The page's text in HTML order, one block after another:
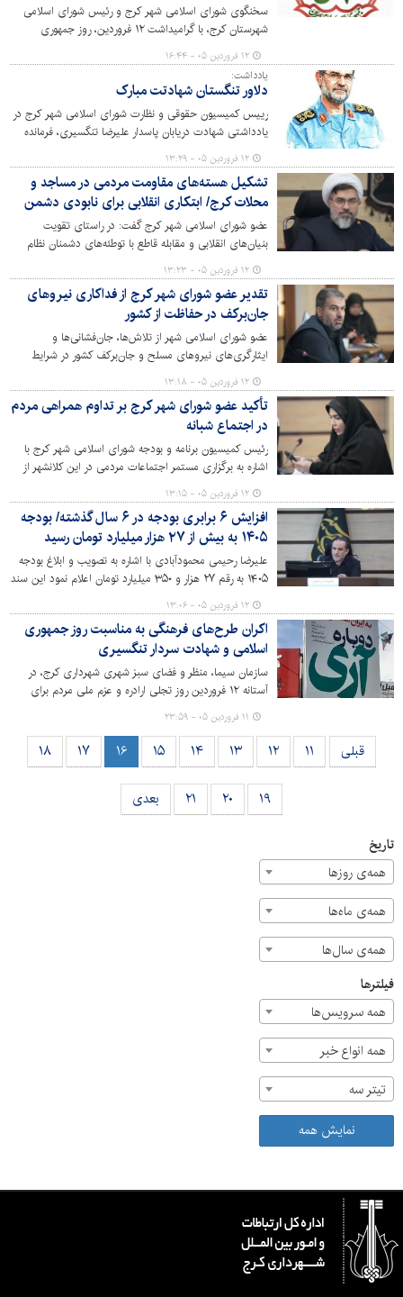
سخنگوی شورای اسلامی شهر کرج و رئیس شورای اسلامی
شهرستان کرج، با گرامیداشت ۱۲ فروردین، روز جمهوری
اسلامی، این روز را نقطه عطفی در تاریخ معاصر ایران و تجلی
خواست مردم در تعیین نظام سیاسی دانست.
۱۲ فروردین ۰۵ - ۱۶:۴۴
یادداشت:
دلاور تنگستان شهادتت مبارک
رییس کمیسیون حقوقی و نظارت شورای اسلامی شهر کرج در
یادداشتی شهادت دریابان پاسدار علیرضا تنگسیری، فرمانده
نیروی دریایی سپاه پاسداران انقلاب اسلامی توسط رژیم
صهیونیستی و آمریکای جنایتکار را تبریک و تسلیت گفت.
۱۲ فروردین ۰۵ - ۱۳:۲۹
تشکیل هسته‌های مقاومت مردمی در مساجد و
محلات کرج/ ابتکاری انقلابی برای نابودی دشمن
عضو شورای اسلامی شهر کرج گفت: در راستای تقویت
بنیان‌های انقلابی و مقابله قاطع با توطئه‌های دشمنان نظام
مقدس جمهوری اسلامی، به ویژه رژیم اشغالگر صهیونیستی و
ایالات متحده آمریکا، تشکیل هسته‌های مقاومت مردمی در
مساجد، محلات و پایگاه‌های بسیج شهر کرج تشکیل شده
است.
۱۲ فروردین ۰۵ - ۱۳:۲۳
تقدیر عضو شورای شهر کرج از فداکاری نیروهای
جان‌برکف در حفاظت از کشور
عضو شورای اسلامی شهر از تلاش‌ها، جان‌فشانی‌ها و
ایثارگری‌های نیروهای مسلح و جان‌برکف کشور در شرایط
جنگی و بحرانی قدردانی و تشکر کرد.
۱۲ فروردین ۰۵ - ۱۳:۱۸
تأکید عضو شورای شهر کرج بر تداوم همراهی مردم
در اجتماع شبانه
رئیس کمیسیون برنامه و بودجه شورای اسلامی شهر کرج با
اشاره به برگزاری مستمر اجتماعات مردمی در این کلانشهر از
حضور و همراهی شهروندان در اجتماع شبانه قدردانی کرد.
۱۲ فروردین ۰۵ - ۱۳:۱۵
افزایش ۶ برابری بودجه در ۶ سال گذشته/ بودجه
۱۴۰۵ به بیش از ۲۷ هزار میلیارد تومان رسید
علیرضا رحیمی محمودآبادی با اشاره به تصویب و ابلاغ بودجه
۱۴۰۵ به رقم ۲۷ هزار و ۳۵۰ میلیارد تومان اعلام نمود این سند
هزینه جاری و ۴۸ درصد هزینه عمرانی، زمینه اجرای برنامه‌های
توسعه‌ای شهر در سال آینده را فراهم می‌کند.
۱۲ فروردین ۰۵ - ۱۳:۰۶
اکران طرح‌های فرهنگی به مناسبت روز جمهوری
اسلامی و شهادت سردار تنگسیری
سازمان سیما، منظر و فضای سبز شهری شهرداری کرج، در
آستانه ١٢ فروردین روز تجلی ارادره و عزم ملی مردم برای
برپایی حکومت اسلامی اقدام به اکران طرح‌های فرهنگی با این
مضمون در سطح شهر کرده است. همچنین این سازمان
طرح‌هایی از شهید سردار تنگسیری، فرمانده نیروی دریایی
سپاه پاسداران را در شهر اکران کرده است.
۱۱ فروردین ۰۵ - ۲۳:۵۹
قبلی ۱۱ ۱۲ ۱۳ ۱۴ ۱۵ ۱۶ ۱۷ ۱۸
۱۹ ۲۰ ۲۱ بعدی
تاریخ
همه‌ی روزها
همه‌ی ماه‌ها
همه‌ی سال‌ها
فیلترها
همه سرویس‌ها
همه انواع خبر
تیتر سه
نمایش همه